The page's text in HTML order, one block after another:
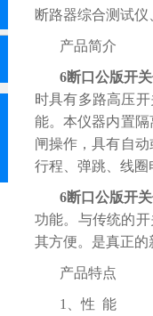
断路器综合测试
产品简介
6断口公版开
时具有多路高压
能。本仪器内置
闸操作，具有自
行程、弹跳、线
6断口公版开
功能。与传统的
其方便。是真正
产品特点
1、性 能